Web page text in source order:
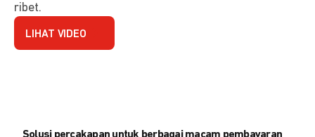
ribet.
LIHAT VIDEO